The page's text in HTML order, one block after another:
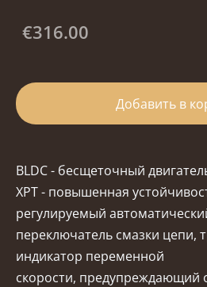
€316.00
Добавить в
BLDC - бесщеточный
XPT - повышенная
регулируемый
переключатель смазки цепи,
индикатор переменной
скорости, предупреждающий